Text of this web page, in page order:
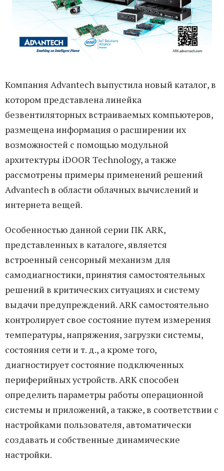
Компания Advantech выпустила новый каталог, в
котором представлена линейка
безвентиляторных встраиваемых компьютеров,
размещена информация о расширении их
возможностей с помощью модульной
архитектуры iDOOR Technology, а также
рассмотрены примеры применений решений
Advantech в области облачных вычислений и
интернета вещей.
Особенностью данной серии ПК ARK,
представленных в каталоге, является
встроенный сенсорный механизм для
самодиагностики, принятия самостоятельных
решений в критических ситуациях и систему
выдачи предупреждений. ARK самостоятельно
контролирует свое состояние путем измерения
температуры, напряжения, загрузки системы,
состояния сети и т. д., а кроме того,
диагностирует состояние подключенных
периферийных устройств. ARK способен
определить параметры работы операционной
системы и приложений, а также, в соответствии с
настройками пользователя, автоматически
создавать и собственные динамические
настройки.